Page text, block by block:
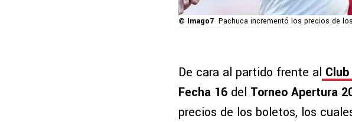
© Imago7 Pachuca incrementó los precios de
De cara al partido frente al
Fecha 16 del Torneo Apertura
precios de los boletos, los